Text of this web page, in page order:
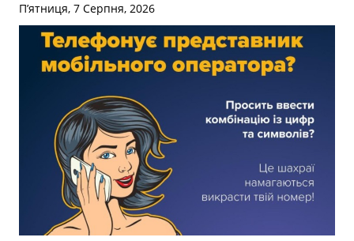
П’ятниця, 7 Серпня, 2026